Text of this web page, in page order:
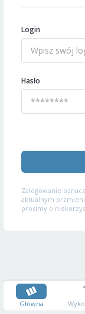
Login
Hasło
Zalogowanie
aktualnym
prosimy o
Główna